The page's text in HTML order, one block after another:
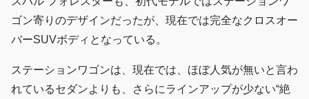
ゴン寄りのデザインだったが、現在では完全なクロスオー
バーSUVボディとなっている。
ステーションワゴンは、現在では、ほぼ人気が無いと言わ
れているセダンよりも、さらにラインアップが少ない“絶